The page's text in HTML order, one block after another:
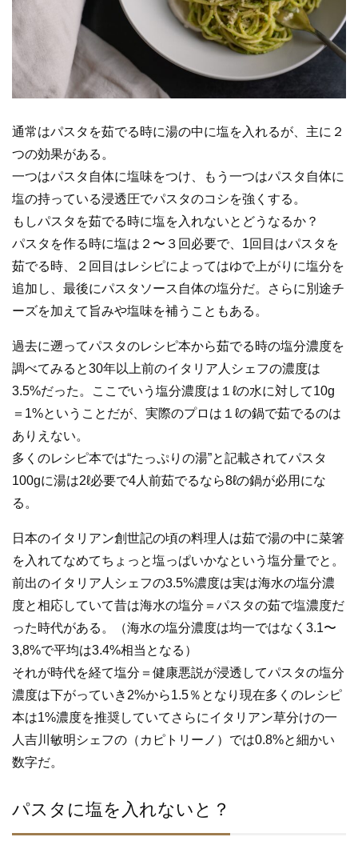
通常はパスタを茹でる時に湯の中に塩を入れるが、主に２
つの効果がある。
一つはパスタ自体に塩味をつけ、もう一つはパスタ自体に
塩の持っている浸透圧でパスタのコシを強くする。
もしパスタを茹でる時に塩を入れないとどうなるか？
パスタを作る時に塩は２〜３回必要で、1回目はパスタを
茹でる時、２回目はレシピによってはゆで上がりに塩分を
追加し、最後にパスタソース自体の塩分だ。さらに別途チ
ーズを加えて旨みや塩味を補うこともある。
過去に遡ってパスタのレシピ本から茹でる時の塩分濃度を
調べてみると30年以上前のイタリア人シェフの濃度は
3.5%だった。ここでいう塩分濃度は１ℓの水に対して10g
＝1%ということだが、実際のプロは１ℓの鍋で茹でるのは
ありえない。
多くのレシピ本では“たっぷりの湯”と記載されてパスタ
100gに湯は2ℓ必要で4人前茹でるなら8ℓの鍋が必用にな
る。
日本のイタリアン創世記の頃の料理人は茹で湯の中に菜箸
を入れてなめてちょっと塩っぱいかなという塩分量でと。
前出のイタリア人シェフの3.5%濃度は実は海水の塩分濃
度と相応していて昔は海水の塩分＝パスタの茹で塩濃度だ
った時代がある。（海水の塩分濃度は均一ではなく3.1〜
3,8%で平均は3.4%相当となる）
それが時代を経て塩分＝健康悪説が浸透してパスタの塩分
濃度は下がっていき2%から1.5％となり現在多くのレシピ
本は1%濃度を推奨していてさらにイタリアン草分けの一
人吉川敏明シェフの（カピトリーノ）では0.8%と細かい
数字だ。
パスタに塩を入れないと？